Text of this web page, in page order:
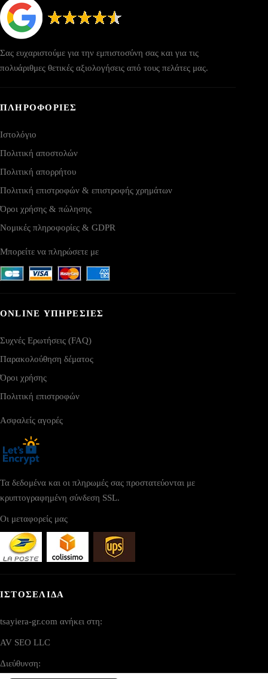
Σας ευχαριστούμε για την εμπιστοσύνη σας και για τις
πολυάριθμες θετικές αξιολογήσεις από τους πελάτες μας.
ΠΛΗΡΟΦΟΡΙΕΣ
Ιστολόγιο
Πολιτική αποστολών
Πολιτική απορρήτου
Πολιτική επιστροφών & επιστροφής χρημάτων
Όροι χρήσης & πώλησης
Νομικές πληροφορίες & GDPR
Μπορείτε να πληρώσετε με
ONLINE ΥΠΗΡΕΣΙΕΣ
Συχνές Ερωτήσεις (FAQ)
Παρακολούθηση δέματος
Όροι χρήσης
Πολιτική επιστροφών
Ασφαλείς αγορές
Τα δεδομένα και οι πληρωμές σας προστατεύονται με
κρυπτογραφημένη σύνδεση SSL.
Οι μεταφορείς μας
ΙΣΤΟΣΕΛΙΔΑ
tsayiera-gr.com ανήκει στη:
AV SEO LLC
Διεύθυνση: